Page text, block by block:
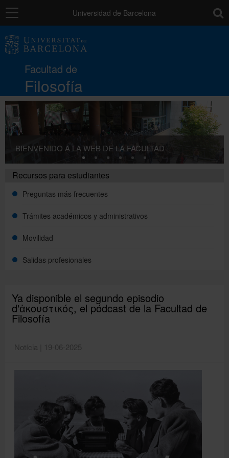
Navegación Universidad de Barcelona
Facultad de
Filosofía
Investigación e innovación
Servicios
Relaciones externas
Català
BIENVENIDO A LA WEB DE LA FACULTAD
Recursos para estudiantes
Preguntas más frecuentes
Trámites académicos y administrativos
Movilidad
Salidas profesionales
Ya disponible el segundo episodio
d'ἀκουστικός, el pódcast de la Facultad de
Filosofía
Notícia | 19-06-2025